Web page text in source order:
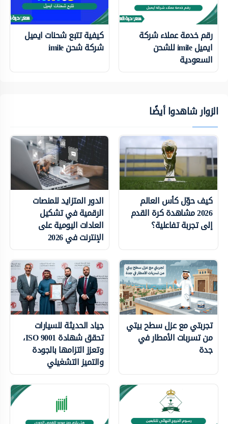
رقم خدمة عملاء شركة
ايميل imile للشحن
السعودية
كيفية تتبع شحنات ايميل
شركة شحن imile
الزوار شاهدوا أيضًا
كيف حوّل كأس العالم
2026 مشاهدة كرة القدم
إلى تجربة تفاعلية؟
الدور المتزايد للمنصات
الرقمية في تشكيل
العادات اليومية على
الإنترنت في 2026
تجربتي مع عزل سطح بيتي
من تسربات الأمطار في
جدة
جياد الحديثة للسيارات
تحقق شهادة ISO 9001،
وتعزز التزامها بالجودة
والتميز التشغيلي